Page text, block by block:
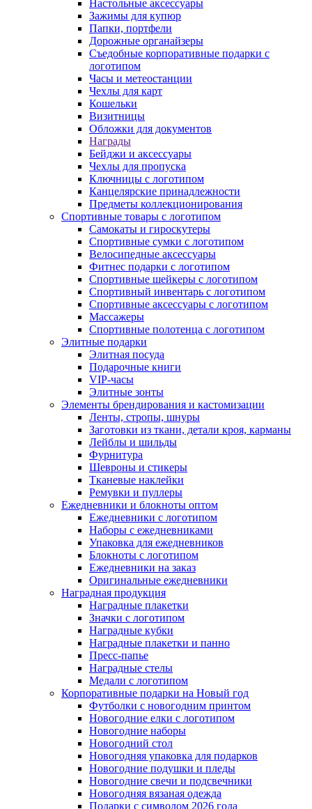
Настольные аксессуары
Зажимы для купюр
Папки, портфели
Дорожные органайзеры
Съедобные корпоративные подарки с
логотипом
Часы и метеостанции
Чехлы для карт
Кошельки
Визитницы
Обложки для документов
Награды
Бейджи и аксессуары
Чехлы для пропуска
Ключницы с логотипом
Канцелярские принадлежности
Предметы коллекционирования
Спортивные товары с логотипом
Самокаты и гироскутеры
Спортивные сумки с логотипом
Велосипедные аксессуары
Фитнес подарки с логотипом
Спортивные шейкеры с логотипом
Спортивный инвентарь с логотипом
Спортивные аксессуары с логотипом
Массажеры
Спортивные полотенца с логотипом
Элитные подарки
Элитная посуда
Подарочные книги
VIP-часы
Элитные зонты
Элементы брендирования и кастомизации
Ленты, стропы, шнуры
Заготовки из ткани, детали кроя, карманы
Лейблы и шильды
Фурнитура
Шевроны и стикеры
Тканевые наклейки
Ремувки и пуллеры
Ежедневники и блокноты оптом
Ежедневники с логотипом
Наборы с ежедневниками
Упаковка для ежедневников
Блокноты с логотипом
Ежедневники на заказ
Оригинальные ежедневники
Наградная продукция
Наградные плакетки
Значки с логотипом
Наградные кубки
Наградные плакетки и панно
Пресс-папье
Наградные стелы
Медали с логотипом
Корпоративные подарки на Новый год
Футболки с новогодним принтом
Новогодние елки с логотипом
Новогодние наборы
Новогодний стол
Новогодняя упаковка для подарков
Новогодние подушки и пледы
Новогодние свечи и подсвечники
Новогодняя вязаная одежда
Подарки с символом 2026 года